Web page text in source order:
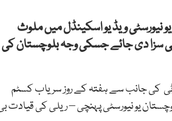
نیورسٹی ویڈ یو اسکینڈل میں ملوث
سزا دی جائے جسکی وجہ بلوچستان کی
کی جانب سے ہفتہ کے روز سریاب کسٹم
یو نیورسٹی پہنچی – ریلی کی قیادت